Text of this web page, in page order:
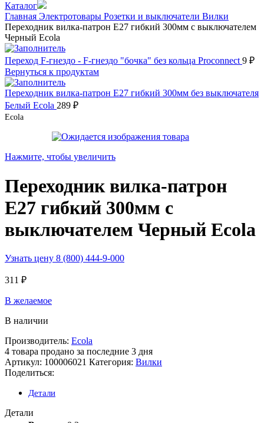
Каталог
Главная Электротовары Розетки и выключатели Вилки
Переходник вилка-патрон E27 гибкий 300мм с выключателем
Черный Ecola
Переход F-гнездо - F-гнездо "бочка" без кольца Proconnect9 ₽
Вернуться к продуктам
Переходник вилка-патрон E27 гибкий 300мм без выключателя
Белый Ecola 289 ₽
Ecola
Нажмите, чтобы увеличить
Переходник вилка-патрон
E27 гибкий 300мм с
выключателем Черный Ecola
Узнать цену 8 (800) 444-9-000
311 ₽
В желаемое
В наличии
Производитель: Ecola
4 товара продано за последние 3 дня
Артикул: 100006021 Категория: Вилки
Поделиться:
Детали
Детали